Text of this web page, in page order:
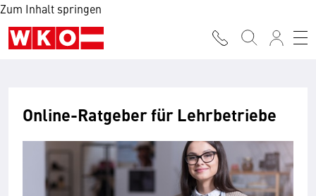
Zum Inhalt springen
Online-Ratgeber für Lehrbetriebe